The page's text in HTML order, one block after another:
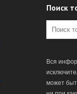
Поиск
Вся
может